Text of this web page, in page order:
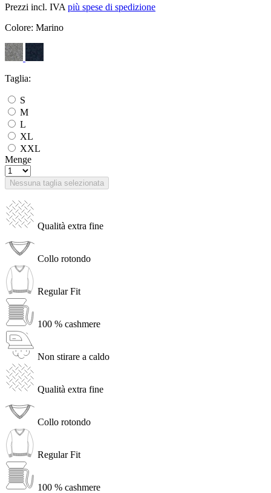
Prezzi incl. IVA più spese di spedizione
Colore: Marino
Taglia:
S
M
L
XL
XXL
Menge
Nessuna taglia selezionata
Qualità extra fine
Collo rotondo
Regular Fit
100 % cashmere
Non stirare a caldo
Qualità extra fine
Collo rotondo
Regular Fit
100 % cashmere